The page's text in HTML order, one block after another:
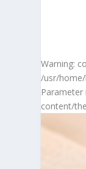
Warning:
/usr/
content/